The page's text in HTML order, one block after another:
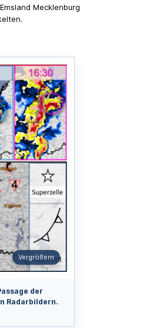
Mecklenburg
Vergrößern
der
Radarbildern.